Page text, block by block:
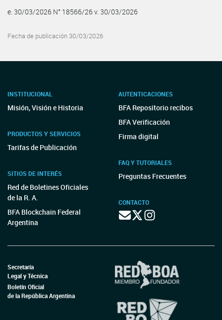
e. 30/03/2026 N° 18566/26 v. 30/03/2026
Fecha de publicación 30/03/2026
INSTITUCIONAL
Misión, Visión e Historia
PRODUCTOS Y SERVICIOS
Tarifas de Publicación
SITIOS DE INTERÉS
Red de Boletines Oficiales
de la R. A.
BFA Blockchain Federal
Argentina
AUTENTICACIONES
BFA Repositorio recibos
BFA Verificación
Firma digital
FAQ Y TUTORIALES
Preguntas Frecuentes
CONTACTO
Secretaría
Legal y Técnica
Boletín Oficial
de la República Argentina